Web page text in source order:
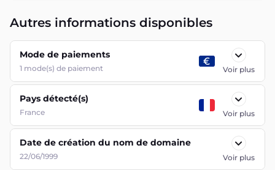
Autres informations disponibles
Mode de paiements
1 mode(s) de paiement Voir plus
Pays détecté(s)
France Voir plus
Date de création du nom de domaine
22/06/1999 Voir plus